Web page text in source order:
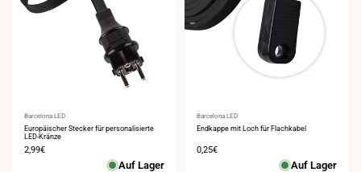
Anbieter:
Barcelona LED
Europäischer Stecker für personalisierte
LED-Kränze
Verkaufspreis
2,99€
Auf Lager
Anbieter:
Barcelona LED
Endkappe mit Loch für Flachkabel
Verkaufspreis
0,25€
Auf Lager